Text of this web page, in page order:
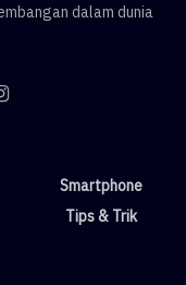
dalam dunia
Smartphone
Tips & Trik